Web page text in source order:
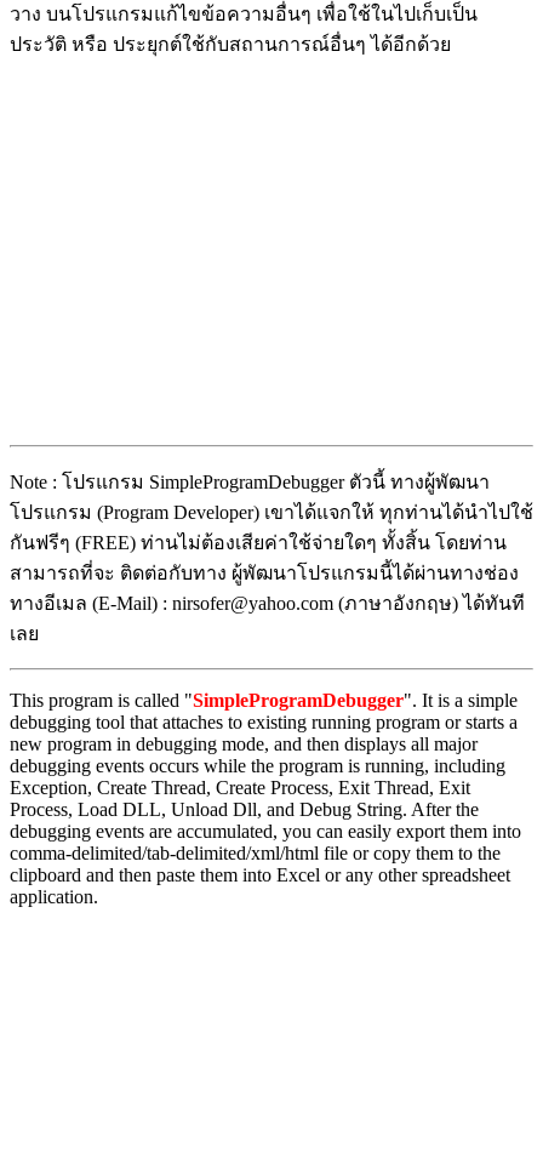
วาง บนโปรแกรมแก้ไขข้อความอื่นๆ เพื่อใช้ในไปเก็บเป็น
ประวัติ หรือ ประยุกต์ใช้กับสถานการณ์อื่นๆ ได้อีกด้วย
Note : โปรแกรม SimpleProgramDebugger ตัวนี้ ทางผู้พัฒนา
โปรแกรม (Program Developer) เขาได้แจกให้ ทุกท่านได้นำไปใช้
กันฟรีๆ (FREE) ท่านไม่ต้องเสียค่าใช้จ่ายใดๆ ทั้งสิ้น โดยท่าน
สามารถที่จะ ติดต่อกับทาง ผู้พัฒนาโปรแกรมนี้ได้ผ่านทางช่อง
ทางอีเมล (E-Mail) : nirsofer@yahoo.com (ภาษาอังกฤษ) ได้ทันที
เลย
This program is called "SimpleProgramDebugger". It is a simple
debugging tool that attaches to existing running program or starts a
new program in debugging mode, and then displays all major
debugging events occurs while the program is running, including
Exception, Create Thread, Create Process, Exit Thread, Exit
Process, Load DLL, Unload Dll, and Debug String. After the
debugging events are accumulated, you can easily export them into
comma-delimited/tab-delimited/xml/html file or copy them to the
clipboard and then paste them into Excel or any other spreadsheet
application.